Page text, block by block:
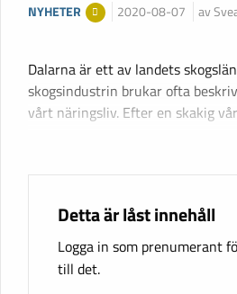
NYHETER 2020-08-07 av
Dalarna är ett av landets
skogsindustrin brukar ofta
vårt näringsliv. Efter en skakig
Detta är låst innehåll
Logga in som prenumerant
till det.